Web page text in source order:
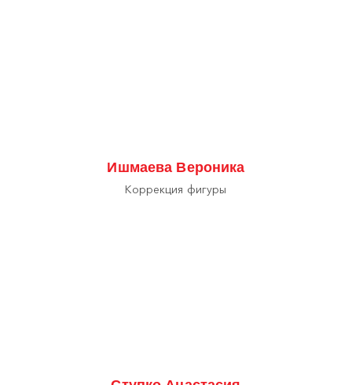
Ишмаева Вероника
Коррекция фигуры